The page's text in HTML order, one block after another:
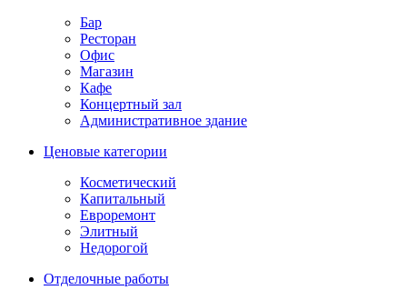
Бар
Ресторан
Офис
Магазин
Кафе
Концертный зал
Административное здание
Ценовые категории
Косметический
Капитальный
Евроремонт
Элитный
Недорогой
Отделочные работы